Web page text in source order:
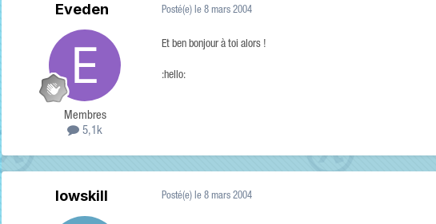
Eveden
Membres
5,1k
Posté(e) le 8 mars 2004
Et ben bonjour à toi alors !
:hello:
lowskill Posté(e) le 8 mars 2004